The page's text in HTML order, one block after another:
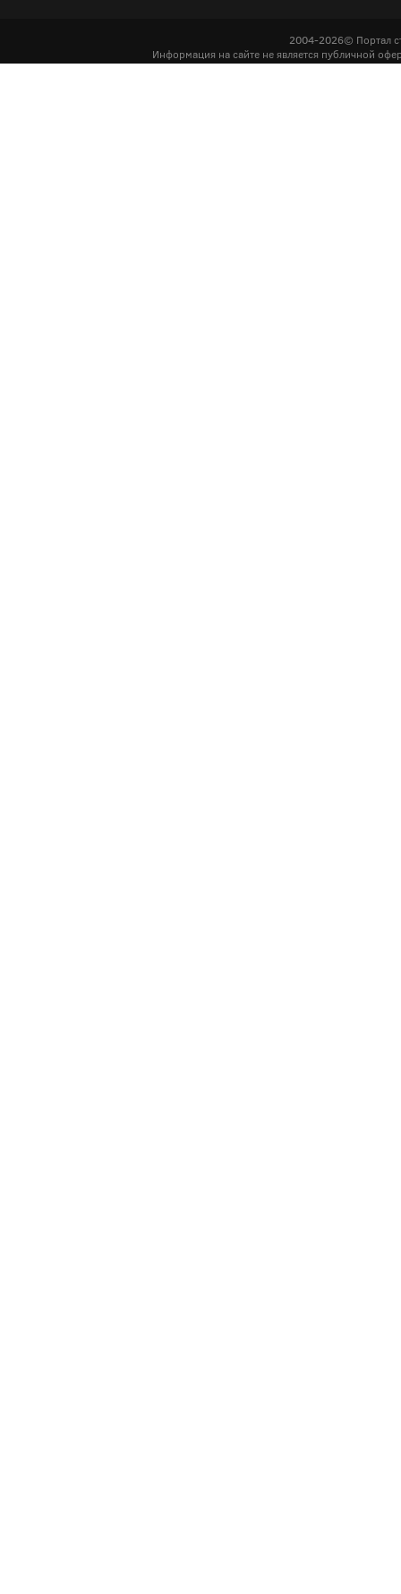
2004-2026© Портал
Информация на сайте не является публичной